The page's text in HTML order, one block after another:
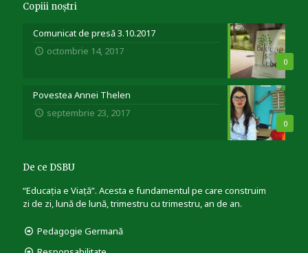
Copiii noștri
0
Comunicat de presă 3.10.2017
octombrie 14, 2017
0
Povestea Annei Thelen
septembrie 23, 2017
De ce DSBU
“Educația e Viață”. Acesta e fundamentul pe care construim
zi de zi, lună de lună, trimestru cu trimestru, an de an.
Pedagogie Germană